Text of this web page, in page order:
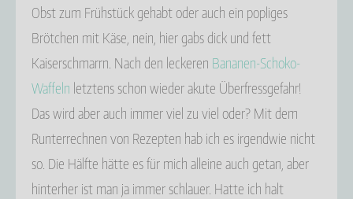
Obst zum Frühstück gehabt oder auch ein popliges
Brötchen mit Käse, nein, hier gabs dick und fett
Kaiserschmarrn. Nach den leckeren Bananen-Schoko-
Waffeln letztens schon wieder akute Überfressgefahr!
Das wird aber auch immer viel zu viel oder? Mit dem
Runterrechnen von Rezepten hab ich es irgendwie nicht
so. Die Hälfte hätte es für mich alleine auch getan, aber
hinterher ist man ja immer schlauer. Hatte ich halt